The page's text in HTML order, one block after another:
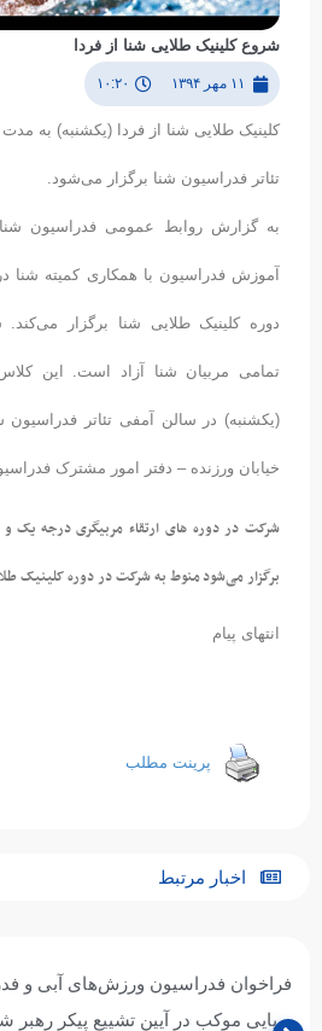
شروع کلینیک طلایی شنا از فردا
۱۱ مهر ۱۳۹۴ ۱۰:۲۰
کلینیک طلایی شنا از فردا (یکشنبه) به
تئاتر فدراسیون شنا برگزار می‌شود.
به گزارش روابط عمومی فدراسیون شنا،
دوره کلینیک طلایی شنا برگزار
(یکشنبه) در سالن آمفی تئاتر فدراسیون
خیابان ورزنده – دفتر امور مشترک
شرکت در دوره های ارتقاء مربیگری درجه یک و
برگزار می‌شود منوط به شرکت در دوره کلینیک
انتهای پیام
پرینت مطلب
اخبار مرتبط
فراخوان فدراسیون ورزش‌های آبی و
برپایی موکب در آیین تشییع پیکر رهبر